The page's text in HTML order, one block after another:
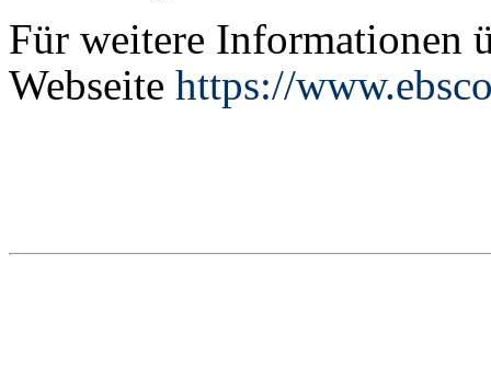
Für weitere Informationen
Webseite https://